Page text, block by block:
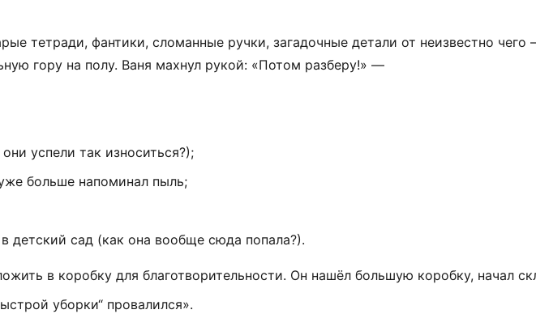
тетради, фантики, сломанные ручки, загадочные детали от неизвестно чего
гору на полу. Ваня махнул рукой: «Потом разберу!» —
они успели так износиться?);
больше напоминал пыль;
в детский сад (как она вообще сюда попала?).
в коробку для благотворительности. Он нашёл большую коробку, начал
уборки“ провалился».